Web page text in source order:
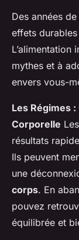
Des années de
effets
mythes et à
envers vous-
Les Régimes
Corporelle Les
résultats
Ils peuvent
une
corps. En
pouvez
équilibrée et